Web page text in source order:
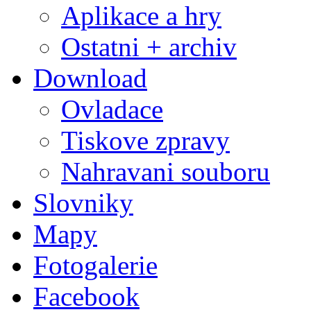
Aplikace a hry
Ostatni + archiv
Download
Ovladace
Tiskove zpravy
Nahravani souboru
Slovniky
Mapy
Fotogalerie
Facebook